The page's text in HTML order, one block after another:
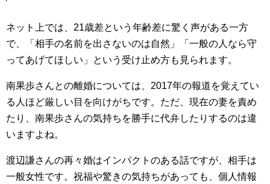
ネット上では、21歳差という年齢差に驚く声がある一方
で、「相手の名前を出さないのは自然」「一般の人なら守
ってあげてほしい」という受け止め方も見られます。
南果歩さんとの離婚については、2017年の報道を覚えてい
る人ほど厳しい目を向けがちです。ただ、現在の妻を責め
たり、南果歩さんの気持ちを勝手に代弁したりするのは違
いますよね。
渡辺謙さんの再々婚はインパクトのある話ですが、相手は
一般女性です。祝福や驚きの気持ちがあっても、個人情報